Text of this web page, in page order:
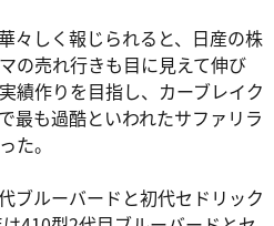
々しく報じられると、日産の株
の売れ行きも目に見えて伸び
績作りを目指し、カーブレイク
最も過酷といわれたサファリラ
た。
ブルーバードと初代セドリック